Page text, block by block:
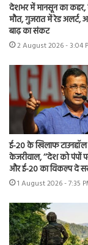
देशभर में मानसून का
मौत, गुजरात में रेड अलर्ट,
बाढ़ का संकट
2 August 2026 - 3:04
ई-20 के खिलाफ
केजरीवाल, ‘‘देश को पंपों
और ई-20 का विकल्प दे
1 August 2026 - 7:35